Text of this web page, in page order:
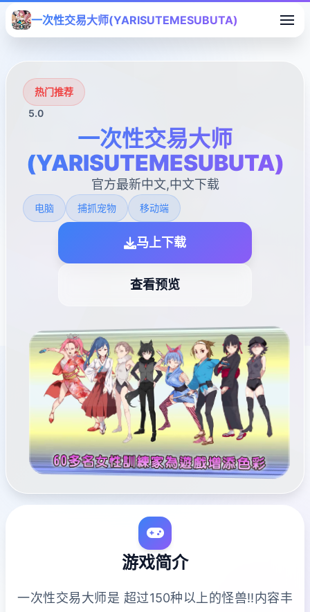
一次性交易大师(YARISUTEMESUBUTA)
热门推荐
5.0
一次性交易大师
(YARISUTEMESUBUTA)
官方最新中文,中文下载
电脑 捕抓宠物 移动端
马上下载
查看预览
游戏简介
一次性交易大师是 超过150种以上的怪兽!!内容丰